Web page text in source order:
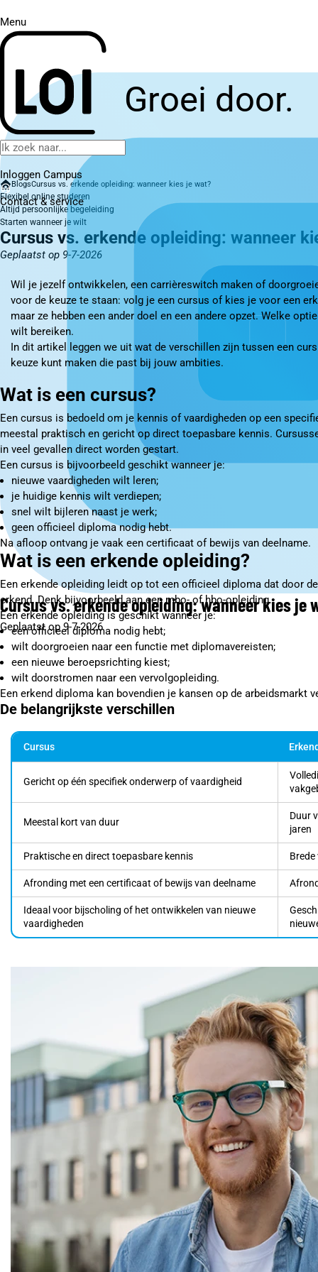
Menu
Groei door.
Inloggen Campus
Contact& service
Cursus vs. erkende opleiding: wanneer kies je
Geplaatst op 9-7-2026
BlogsCursus vs. erkende opleiding: wanneer kies je wat?
Flexibel online studeren
Altijd persoonlijke begeleiding
Starten wanneer je wilt
Cursus vs. erkende opleiding: wanneer
Geplaatst op 9-7-2026
Wil je jezelf ontwikkelen, een carrièreswitch maken of
voor de keuze te staan: volg je een cursus of kies je voor een
maar ze hebben een ander doel en een andere opzet. Welke
wilt bereiken.
In dit artikel leggen we uit wat de verschillen zijn tussen een
keuze kunt maken die past bij jouw ambities.
Wat is een cursus?
Een cursus is bedoeld om je kennis of vaardigheden op een
meestal praktisch en gericht op direct toepasbare kennis.
in veel gevallen direct worden gestart.
Een cursus is bijvoorbeeld geschikt wanneer je:
nieuwe vaardigheden wilt leren;
je huidige kennis wilt verdiepen;
snel wilt bijleren naast je werk;
geen officieel diploma nodig hebt.
Na afloop ontvang je vaak een certificaat of bewijs van deelname.
Wat is een erkende opleiding?
Een erkende opleiding leidt op tot een officieel diploma dat door
erkend. Denk bijvoorbeeld aan een mbo- of hbo-opleiding.
Een erkende opleiding is geschikt wanneer je:
een officieel diploma nodig hebt;
wilt doorgroeien naar een functie met diplomavereisten;
een nieuwe beroepsrichting kiest;
wilt doorstromen naar een vervolgopleiding.
Een erkend diploma kan bovendien je kansen op de arbeidsmarkt
De belangrijkste verschillen
Cursus
Gericht op één specifiek onderwerp of vaardigheid
Meestal kort van duur
Duur
jaren
Praktische en direct toepasbare kennis
Afronding met een certificaat of bewijs van deelname
Ideaal voor bijscholing of het ontwikkelen van nieuwe
vaardigheden